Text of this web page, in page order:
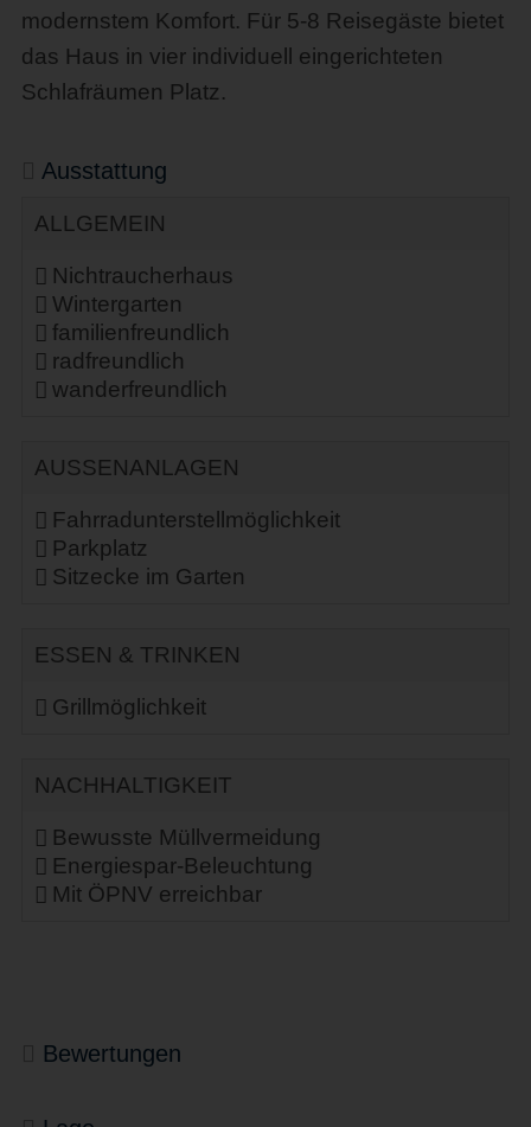
modernstem Komfort. Für 5-8 Reisegäste bietet
das Haus in vier individuell eingerichteten
Schlafräumen Platz.
Ausstattung
ALLGEMEIN
Nichtraucherhaus
Wintergarten
familienfreundlich
radfreundlich
wanderfreundlich
AUSSENANLAGEN
Fahrradunterstellmöglichkeit
Parkplatz
Sitzecke im Garten
ESSEN & TRINKEN
Grillmöglichkeit
NACHHALTIGKEIT
Bewusste Müllvermeidung
Energiespar-Beleuchtung
Mit ÖPNV erreichbar
Bewertungen